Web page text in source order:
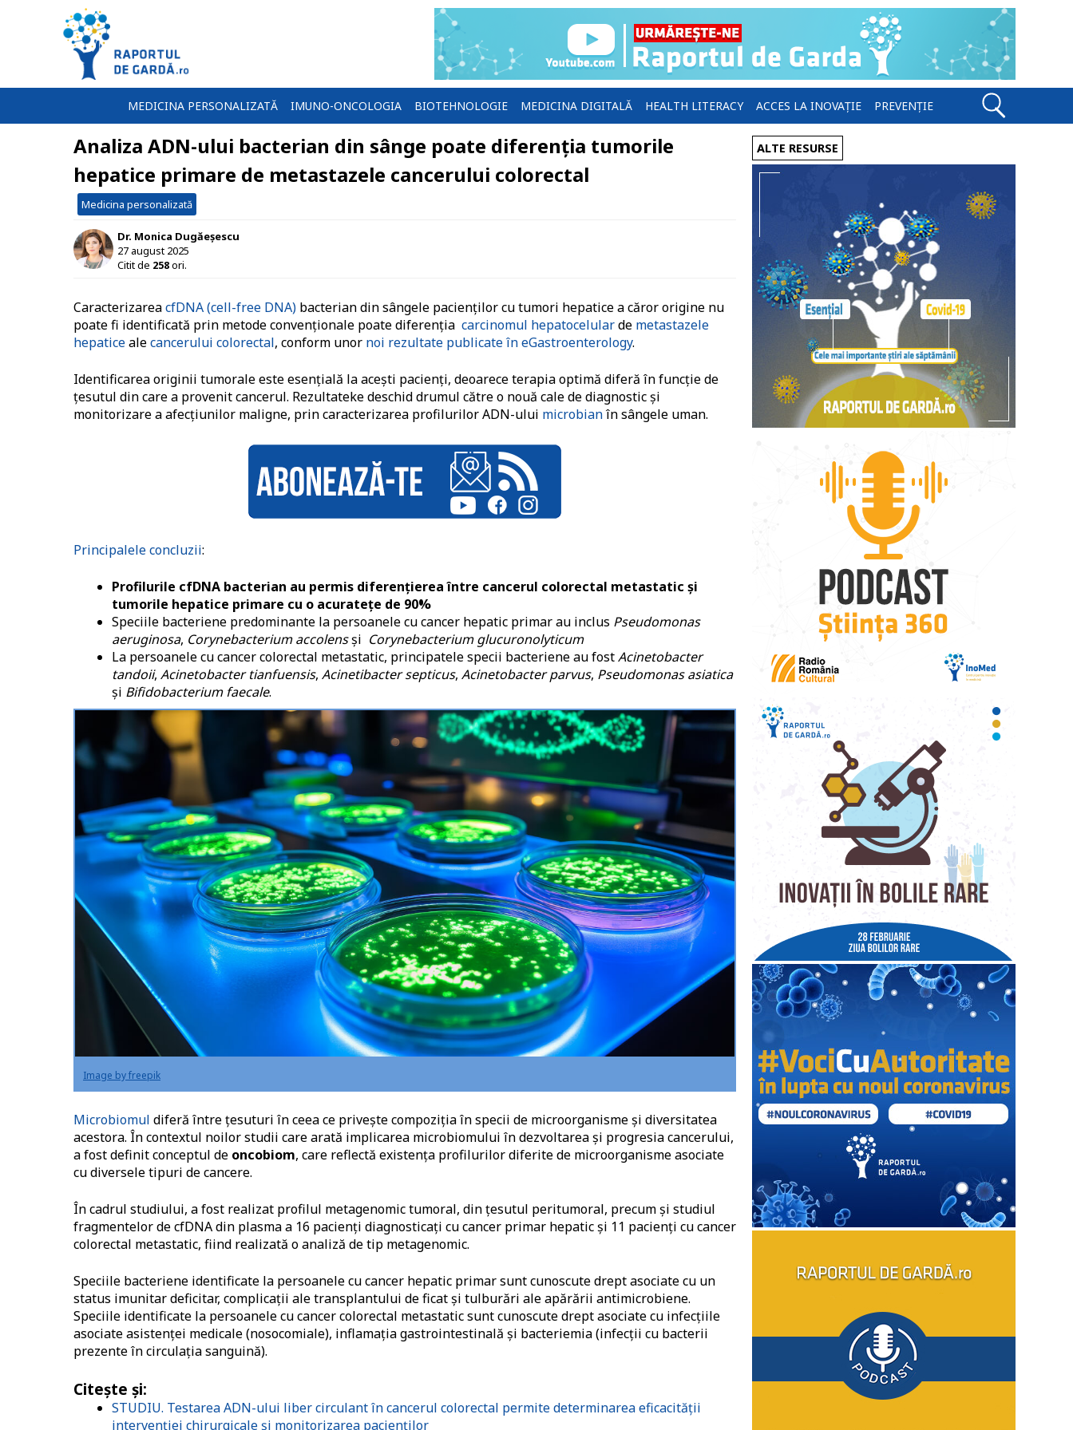
MEDICINA PERSONALIZATĂ IMUNO-ONCOLOGIA BIOTEHNOLOGIE MEDICINA DIGITALĂ HEALTH LITERACY ACCES LA INOVAȚIE PREVENȚIE
Analiza ADN-ului bacterian din sânge poate diferenția tumorile
hepatice primare de metastazele cancerului colorectal
Medicina personalizată
Dr. Monica Dugăeșescu
27 august 2025
Citit de 258ori.
CaracterizareacfDNA (cell-free DNA) bacterian din sângele pacienților cu tumori hepatice a căror origine nu
poate fi identificată prin metode convenționale poate diferenția carcinomul hepatocelularde metastazele
hepaticealecancerului colorectal, conform unor noi rezultate publicate în eGastroenterology.
Identificarea originii tumorale este esențială la acești pacienți, deoarece terapia optimă diferă în funcție de
țesutul din care a provenit cancerul. Rezultateke deschid drumul către o nouă cale de diagnostic și
monitorizare a afecțiunilor maligne, prin caracterizarea profilurilor ADN-ului microbianîn sângele uman.
Principalele concluzii:
Profilurile cfDNA bacterian au permis diferențierea între cancerul colorectal metastatic și
tumorile hepatice primare cu o acuratețe de 90%
Speciile bacteriene predominante la persoanele cu cancer hepatic primar au inclus Pseudomonas
aeruginosa, Corynebacterium accolensși Corynebacterium glucuronolyticum
La persoanele cu cancer colorectal metastatic, principatele specii bacteriene au fostAcinetobacter
tandoii, Acinetobacter tianfuensis, Acinetibacter septicus, Acinetobacter parvus, Pseudomonas asiatica
și Bifidobacterium faecale.
Image by freepik
Microbiomul diferă între țesuturi în ceea ce privește compoziția în specii de microorganisme și diversitatea
acestora. În contextul noilor studii care arată implicarea microbiomului în dezvoltarea și progresia cancerului,
a fost definit conceptul de oncobiom, care reflectă existența profilurilor diferite de microorganisme asociate
cu diversele tipuri de cancere.
În cadrul studiului, a fost realizat profilul metagenomic tumoral, din țesutul peritumoral, precum și studiul
fragmentelor de cfDNA din plasma a 16 pacienți diagnosticați cu cancer primar hepatic și 11 pacienți cu cancer
colorectal metastatic, fiind realizată o analiză de tip metagenomic.
Speciile bacteriene identificate la persoanele cu cancer hepatic primar sunt cunoscute drept asociate cu un
status imunitar deficitar, complicații ale transplantului de ficat și tulburări ale apărării antimicrobiene.
Speciile identificate la persoanele cu cancer colorectal metastatic sunt cunoscute drept asociate cu infecțiile
asociate asistenţei medicale (nosocomiale), inflamația gastrointestinală și bacteriemia (infecții cu bacterii
prezente în circulaţia sanguină).
Citește și:
STUDIU. Testarea ADN-ului liber circulant în cancerul colorectal permite determinarea eficacității
intervenției chirurgicale și monitorizarea pacienților
ALTE RESURSE